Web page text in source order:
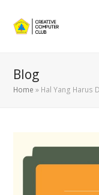
Blog
Home » Hal Yang Harus